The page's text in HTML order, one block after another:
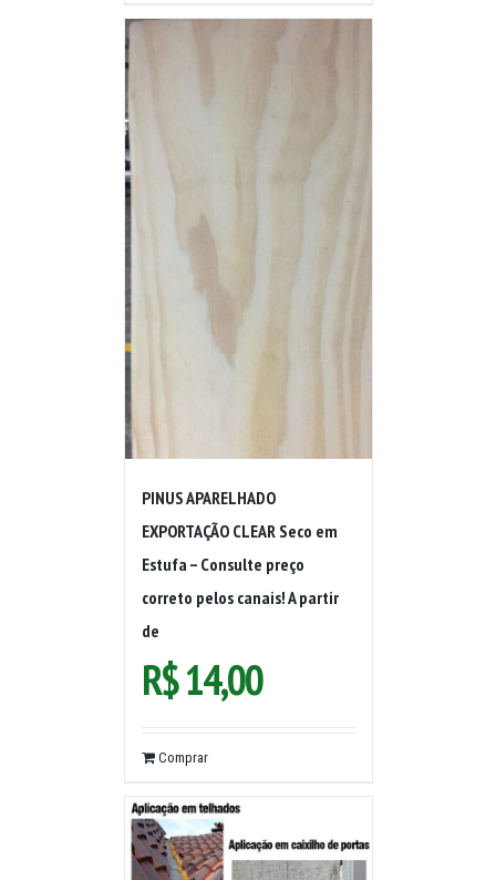
PINUS APARELHADO
EXPORTAÇÃO CLEAR Seco em
Estufa – Consulte preço
correto pelos canais! A partir
de
R$14,00
Comprar